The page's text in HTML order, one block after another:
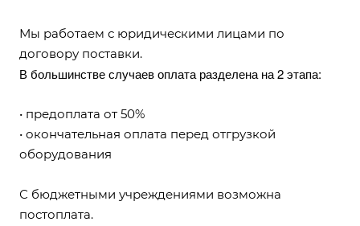
Мы работаем с юридическими лицами по
договору поставки.
В большинстве случаев оплата разделена на 2 этапа:
• предоплата от 50%
• окончательная оплата перед отгрузкой
оборудования
С бюджетными учреждениями возможна
постоплата.